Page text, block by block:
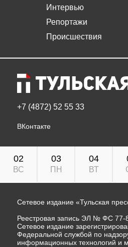
Интервью
Репортажи
Происшествия
+7 (4872) 52 55 33
ВКонтакте
02
ВС
03
ПН
04
ВТ
Сетевое издание «Тульская
Реестровая запись ЭЛ № ФС 77-
Сетевое издание
Федеральной службой по
информационных технологий и